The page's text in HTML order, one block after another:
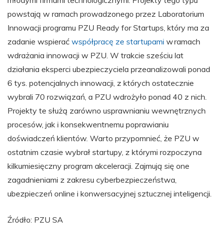
powstają w ramach prowadzonego przez Laboratorium
Innowacji programu PZU Ready for Startups, który ma za
zadanie wspierać współpracę ze startupami w ramach
wdrażania innowacji w PZU. W trakcie sześciu lat
działania eksperci ubezpieczyciela przeanalizowali ponad
6 tys. potencjalnych innowacji, z których ostatecznie
wybrali 70 rozwiązań, a PZU wdrożyło ponad 40 z nich.
Projekty te służą zarówno usprawnianiu wewnętrznych
procesów, jak i konsekwentnemu poprawianiu
doświadczeń klientów. Warto przypomnieć, że PZU w
ostatnim czasie wybrał startupy, z którymi rozpoczyna
kilkumiesięczny program akceleracji. Zajmują się one
zagadnieniami z zakresu cyberbezpieczeństwa,
ubezpieczeń online i konwersacyjnej sztucznej inteligencji.
Źródło: PZU SA